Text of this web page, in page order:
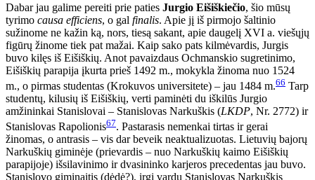
Dabar jau galime pereiti prie paties Jurgio Eišiškiečio, šio mūsų
tyrimo causa efficiens, o gal finalis. Apie jį iš pirmojo šaltinio
sužinome ne kažin ką, nors, tiesą sakant, apie daugelį XVI a. viešųjų
figūrų žinome tiek pat mažai. Kaip sako pats kilmėvardis, Jurgis
buvo kilęs iš Eišiškių. Anot pavaizdaus Ochmanskio sugretinimo,
Eišiškių parapija įkurta prieš 1492 m., mokykla žinoma nuo 1524
m., o pirmas studentas (Krokuvos universitete) – jau 1484 m.66 Tarp
studentų, kilusių iš Eišiškių, verti paminėti du iškilūs Jurgio
amžininkai Stanislovai – Stanislovas Narkuškis (LKDP, Nr. 2772) ir
Stanislovas Rapolionis67. Pastarasis nemenkai tirtas ir gerai
žinomas, o antrasis – vis dar beveik neaktualizuotas. Lietuvių bajorų
Narkuškių giminėje (prievardis – nuo Narkuškių kaimo Eišiškių
parapijoje) išsilavinimo ir dvasininko karjeros precedentas jau buvo.
Stanislovo giminaitis (dėdė?), irgi vardu Stanislovas Narkuškis